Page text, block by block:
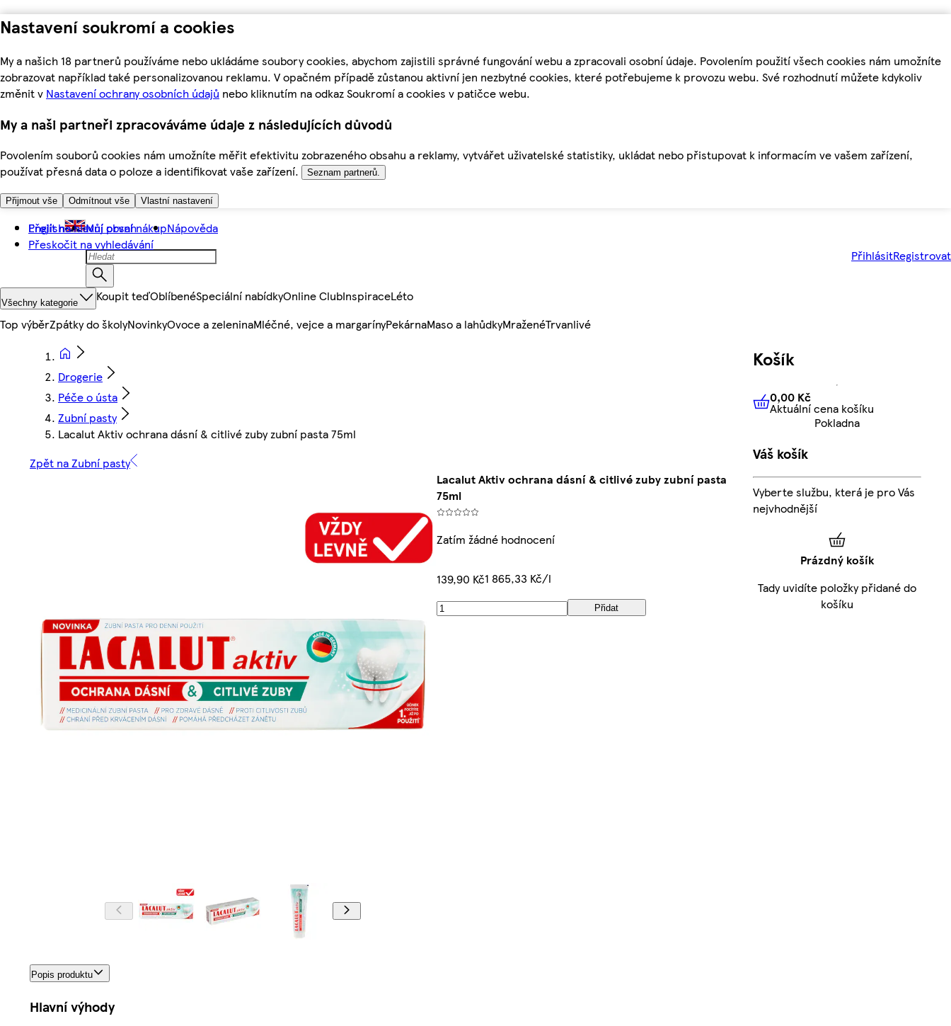
Nastavení soukromí a cookies
My a našich 18 partnerů používáme nebo ukládáme soubory cookies, abychom zajistili správné fungování webu a zpracovali osobní údaje. Povolením použití všech cookies nám umožníte
zobrazovat například také personalizovanou reklamu. V opačném případě zůstanou aktivní jen nezbytné cookies, které potřebujeme k provozu webu. Své rozhodnutí můžete kdykoliv
změnit v Nastavení ochrany osobních údajů nebo kliknutím na odkaz Soukromí a cookies v patičce webu.
My a naši partneři zpracováváme údaje z následujících důvodů
Povolením souborů cookies nám umožníte měřit efektivitu zobrazeného obsahu a reklamy, vytvářet uživatelské statistiky, ukládat nebo přistupovat k informacím ve vašem zařízení,
používat přesná data o poloze a identifikovat vaše zařízení.
Seznam partnerů.
Přijmout vše Odmítnout vše Vlastní nastavení
Přejít na hlavní obsah
Přeskočit na vyhledávání
English Můj první nákupNápověda
PřihlásitRegistrovat
Všechny kategorie Koupit teďOblíbenéSpeciální nabídkyOnline ClubInspiraceLéto
Top výběrZpátky do školyNovinkyOvoce a zeleninaMléčné, vejce a margarínyPekárnaMaso a lahůdkyMraženéTrvanlivé
Drogerie
Péče o ústa
Zubní pasty
Lacalut Aktiv ochrana dásní & citlivé zuby zubní pasta 75ml
Zpět na Zubní pasty
Lacalut Aktiv ochrana dásní & citlivé zuby zubní pasta
75ml
Zatím žádné hodnocení
139,90 Kč1 865,33 Kč/l
Přidat
Popis produktu
Hlavní výhody
Košík
0,00 KčAktuální cena košíku
0,00 Kč
Aktuální cena košíku
Pokladna
Váš košík
Vyberte službu, která je pro Vás
nejvhodnější
Prázdný košík
Tady uvidíte položky přidané do
košíku